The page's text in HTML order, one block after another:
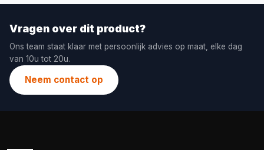
Vragen over dit product?
Ons team staat klaar met persoonlijk advies op maat, elke dag
van 10u tot 20u.
Neem contact op